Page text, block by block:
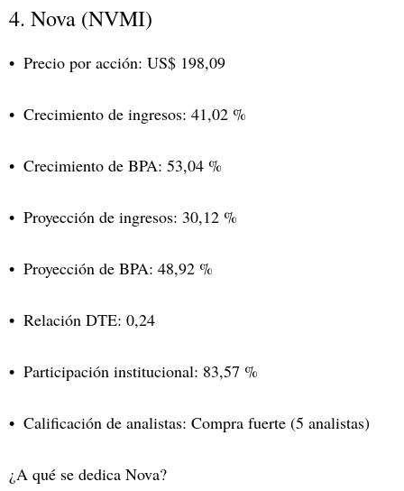
4. Nova (NVMI)
Precio por acción: US$ 198,09
Crecimiento de ingresos: 41,02 %
Crecimiento de BPA: 53,04 %
Proyección de ingresos: 30,12 %
Proyección de BPA: 48,92 %
Relación DTE: 0,24
Participación institucional: 83,57 %
Calificación de analistas: Compra fuerte (5 analistas)
¿A qué se dedica Nova?